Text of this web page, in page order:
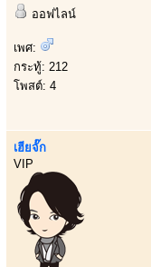
ออฟไลน์
เพศ:
กระทู้: 212
โพสต์: 4
เฮียจั๊ก
VIP